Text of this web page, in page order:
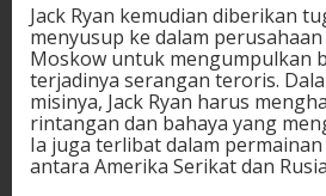
Jack Ryan kemudian diberikan
menyusup ke dalam
Moskow untuk mengumpulkan
terjadinya serangan teroris.
misinya, Jack Ryan harus
rintangan dan bahaya yang
Ia juga terlibat dalam
antara Amerika Serikat dan